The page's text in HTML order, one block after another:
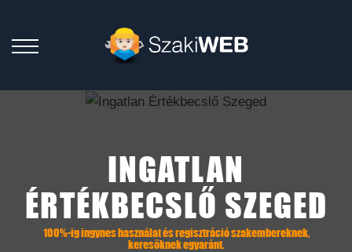
INGATLAN
ÉRTÉKBECSLŐ SZEGED
100%-ig ingynes használat és regisztráció szakembereknek,
keresőknek egyaránt.